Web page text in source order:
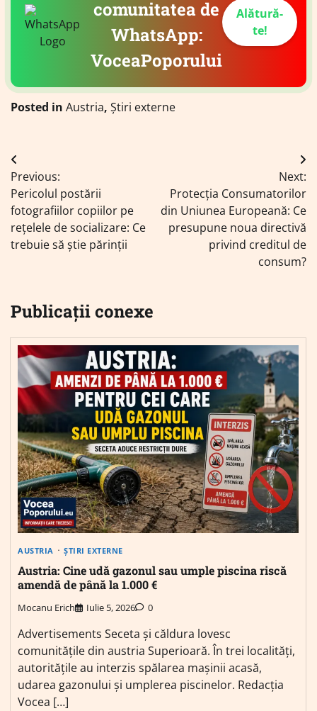
comunitatea de
WhatsApp:
VoceaPoporului
Alătură-
te!
Posted in Austria, Știri externe
Navigare
în
articole
Previous:
Pericolul postării
fotografiilor copiilor pe
rețelele de socializare: Ce
trebuie să știe părinții
Next:
Protecția Consumatorilor
din Uniunea Europeană: Ce
presupune noua directivă
privind creditul de
consum?
Publicații conexe
AUSTRIA ȘTIRI EXTERNE
Austria: Cine udă gazonul sau umple piscina riscă
amendă de până la 1.000 €
Mocanu Erich Iulie 5, 2026 0
Advertisements Seceta și căldura lovesc
comunitățile din austria Superioară. În trei localități,
autoritățile au interzis spălarea mașinii acasă,
udarea gazonului și umplerea piscinelor. Redacția
Vocea […]